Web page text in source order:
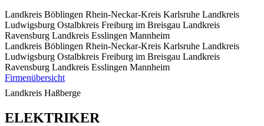
Landkreis Böblingen Rhein-Neckar-Kreis Karlsruhe Landkreis
Ludwigsburg Ostalbkreis Freiburg im Breisgau Landkreis
Ravensburg Landkreis Esslingen Mannheim
Landkreis Böblingen Rhein-Neckar-Kreis Karlsruhe Landkreis
Ludwigsburg Ostalbkreis Freiburg im Breisgau Landkreis
Ravensburg Landkreis Esslingen Mannheim
Firmenübersicht
Landkreis Haßberge
ELEKTRIKER